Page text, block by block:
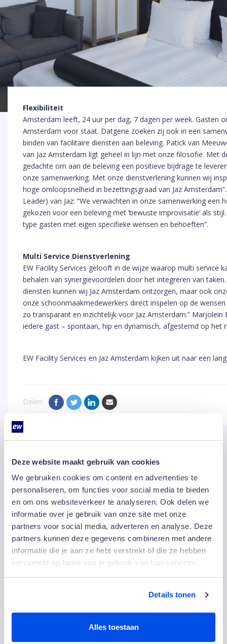
Deze website maakt gebruik van cookies
We gebruiken cookies om content en advertenties te
personaliseren, om functies voor social media te bieden
en om ons websiteverkeer te analyseren. Ook delen we
informatie over je gebruik van onze site met onze
partners voor social media, adverteren en analyse. Deze
partners kunnen deze gegevens combineren met andere
informatie die je aan ze hebt verstrekt of die ze hebben
verzameld op basis van je gebruik van hun services.
Details tonen
Alles toestaan
Flexibiliteit
Amsterdam leeft, 24 uur per dag, 7 dagen per week. Gasten
Amsterdam voor staat. Datgene zoeken zij ook in een
binden van facilitaire diensten aan beleving. Patick van
van Jaz Amsterdam ligt geheel in lijn met onze filosofie. Met
gedachte om aan de beleving een positieve bijdrage te
onze samenwerking. Met onze dienstverlening kunnen wij
hoge omloopsnelheid in bezettingsgraad van Jaz
Leader) van Jaz: “We verwachten in onze samenwerking
gekozen voor een beleving met ‘bewuste improvisatie’ als
type gasten met eigen specifieke wensen en behoeften”.
Multi Service Dienstverlening
EW Facility Services gelooft in de wijze waarop multi service
behalen van synergievoordelen door het integreren van
diensten kunnen wij Jaz Amsterdam ontzorgen, maar ook
onze schoonmaakmedewerkers direct inspelen op de
zo transparant en inzichtelijk voor Jaz Amsterdam.” Marjolein
iedere gast – spontaan, hip en dynamisch, afgestemd op het
EW Facility Services en Jaz Amsterdam kijken uit naar een
Delen:
Anderen bekeken ook
31 juli 2026
“Ik deed gewoon mijn werk, maar kreeg
er iets heel bijzonders voor terug”